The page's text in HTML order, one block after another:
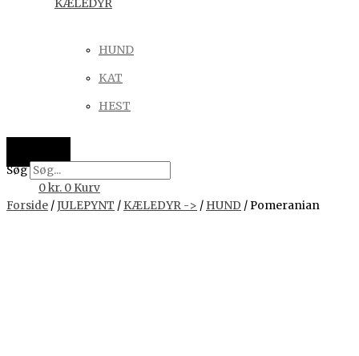
KÆLEDYR
HUND
KAT
HEST
Søg
0kr. 0 Kurv
Forside /JULEPYNT / KÆLEDYR -> / HUND / Pomeranian